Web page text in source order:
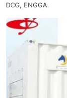
DCG, ENGGA.